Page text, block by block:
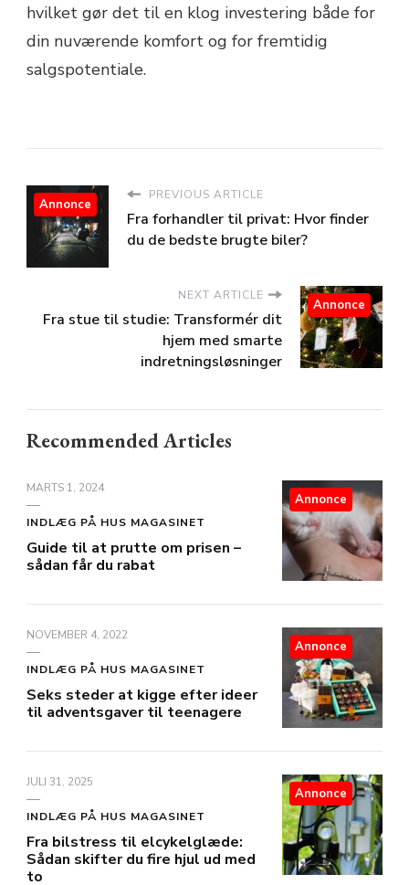
hvilket gør det til en klog investering både for
din nuværende komfort og for fremtidig
salgspotentiale.
PREVIOUS ARTICLE
Fra forhandler til privat: Hvor finder
du de bedste brugte biler?
Annonce
NEXT ARTICLE
Fra stue til studie: Transformér dit
hjem med smarte
indretningsløsninger
Annonce
Recommended Articles
MARTS 1, 2024
INDLÆG PÅ HUS MAGASINET
Guide til at prutte om prisen –
sådan får du rabat
Annonce
NOVEMBER 4, 2022
INDLÆG PÅ HUS MAGASINET
Seks steder at kigge efter ideer
til adventsgaver til teenagere
Annonce
JULI 31, 2025
INDLÆG PÅ HUS MAGASINET
Fra bilstress til elcykelglæde:
Sådan skifter du fire hjul ud med
to
Annonce